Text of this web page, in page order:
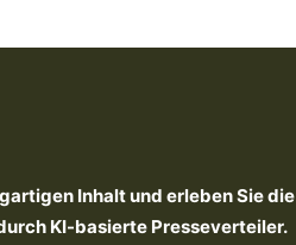
Inhalt und erleben Sie die
KI-basierte Presseverteiler.